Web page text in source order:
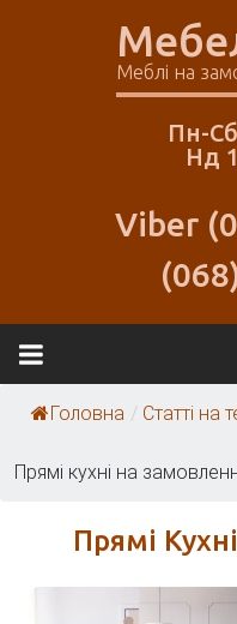
Меблі на
Пн-
Нд
Viber
Меблі
АртісГоловна / Статті на
Прямі кухні на
Прямі